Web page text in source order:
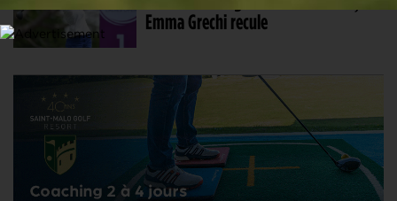
Emma Grechi recule